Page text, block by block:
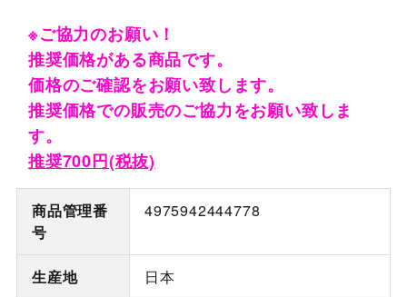
※ご協力のお願い！
推奨価格がある商品です。
価格のご確認をお願い致します。
推奨価格での販売のご協力をお願い致しま
す。
推奨700円(税抜)
商品管理番
号
4975942444778
生産地 日本